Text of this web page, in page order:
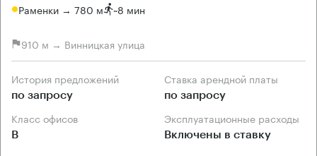
Раменки → 780 м ~8 мин
910 м → Винницкая улица
История предложений
по запросу
Ставка арендной платы
по запросу
Класс офисов
B
Эксплуатационные расходы
Включены в ставку